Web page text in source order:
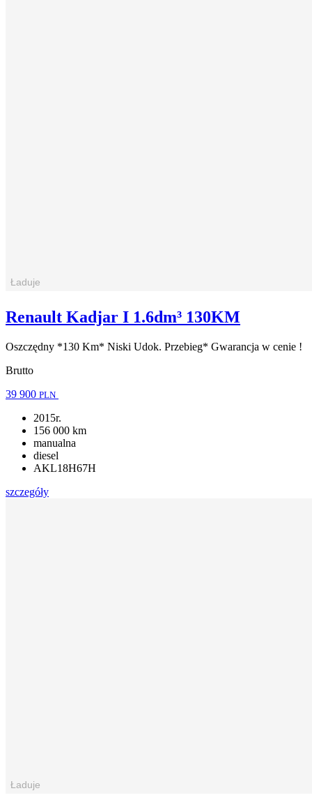
Renault Kadjar I 1.6dm³ 130KM
Oszczędny *130 Km* Niski Udok. Przebieg* Gwarancja w cenie !
Brutto
39 900 PLN
2015r.
156 000 km
manualna
diesel
AKL18H67H
szczegóły